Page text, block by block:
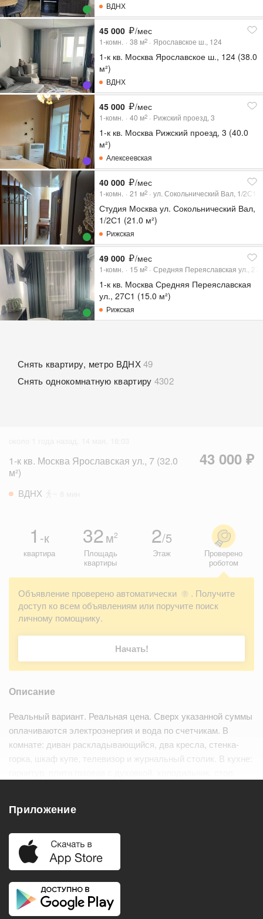
ВДНХ
45 000 /мес
1-комн. 38 м2 Ярославское ш., 124
1-к кв. Москва Ярославское ш., 124 (38.0
м²)
ВДНХ
45 000 /мес
1-комн. 40 м2 Рижский проезд, 3
1-к кв. Москва Рижский проезд, 3 (40.0
м²)
Алексеевская
40 000 /мес
1-комн. 21 м2 ул. Сокольнический Вал, 1/2С1
Студия Москва ул. Сокольнический Вал,
1/2С1 (21.0 м²)
Рижская
49 000 /мес
1-комн. 15 м2 Средняя Переяславская ул.,
1-к кв. Москва Средняя Переяславская
ул., 27С1 (15.0 м²)
Рижская
Снять квартиру, метро ВДНХ 49
Снять однокомнатную квартиру 4302
1-к кв. Москва Ярославская ул., 7 (32.0
м²)
43 000 ₽
ВДНХ
1 -к
квартира
32 м2
Площадь
квартиры
2/5
Этаж
Проверено
роботом
Объявление проверено автоматически ?
. Получите
доступ ко всем объявлениям или поручите поиск
личному помощнику.
Начать!
Описание
Реальный вариант. Реальная цена. Сверх указанной суммы
оплачиваются электроэнергия и вода по счетчикам. В
комнате: диван раскладывающийся, два кресла, стенка-
горка, шкаф купе, телевизор и журнальный столик. В кухне:
Удобства
Балкон
Телевизор
Приложение